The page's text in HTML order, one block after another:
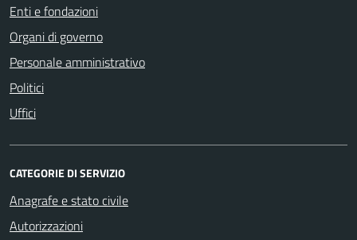
Enti e fondazioni
Organi di governo
Personale amministrativo
Politici
Uffici
CATEGORIE DI SERVIZIO
Anagrafe e stato civile
Autorizzazioni